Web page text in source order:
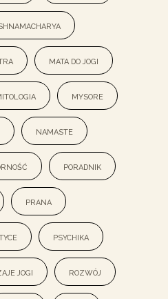
mata do jogi
mysore
namaste
poradnik
prana
psychika
jogi rozwój